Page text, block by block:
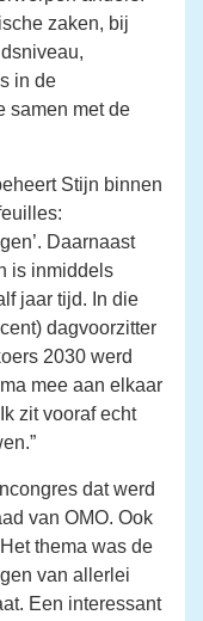
zaken, bij
in de
samen met de
Stijn binnen
Daarnaast
is inmiddels
jaar tijd. In die
dagvoorzitter
2030 werd
mee aan elkaar
zit vooraf echt
dat werd
van OMO. Ook
thema was de
van allerlei
Een interessant